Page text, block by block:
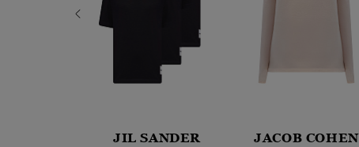
JIL SANDER JACOB COHEN